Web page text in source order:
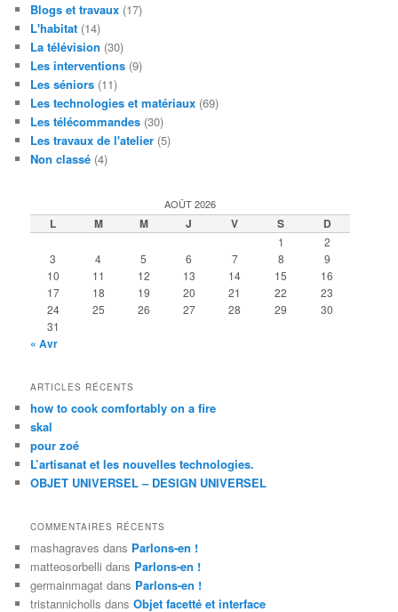
Blogs et travaux (17)
L'habitat (14)
La télévision (30)
Les interventions (9)
Les séniors (11)
Les technologies et matériaux (69)
Les télécommandes (30)
Les travaux de l'atelier (5)
Non classé (4)
AOÛT 2026
L M M J V S D
1
2
3
4 5 6 7 8
9
10
11 12 13 14 15
16
17
18 19 20 21 22
23
24
25 26 27 28 29
30
31
« Avr
ARTICLES RÉCENTS
how to cook comfortably on a fire
skal
pour zoé
L’artisanat et les nouvelles technologies.
OBJET UNIVERSEL – DESIGN UNIVERSEL
COMMENTAIRES RÉCENTS
mashagraves dans Parlons-en !
matteosorbelli dans Parlons-en !
germainmagat dans Parlons-en !
tristannicholls dansObjet facetté et interface